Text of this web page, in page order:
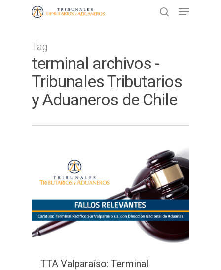
Presione ENTER para buscar o ESC
para cerrar
Tag
terminal archivos -
Tribunales Tributarios
y Aduaneros de Chile
TTA Valparaíso: Terminal